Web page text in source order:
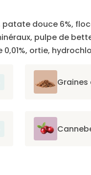
douce 6%,
pulpe de
0,01%, ortie,
Graines
brillant.